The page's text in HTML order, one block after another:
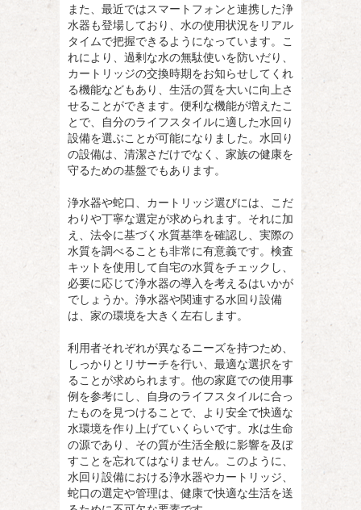
また、最近ではスマートフォンと連携した浄
水器も登場しており、水の使用状況をリアル
タイムで把握できるようになっています。こ
れにより、過剰な水の無駄使いを防いだり、
カートリッジの交換時期をお知らせしてくれ
る機能などもあり、生活の質を大いに向上さ
せることができます。便利な機能が増えたこ
とで、自分のライフスタイルに適した水回り
設備を選ぶことが可能になりました。水回り
の設備は、清潔さだけでなく、家族の健康を
守るための基盤でもあります。
浄水器や蛇口、カートリッジ選びには、こだ
わりや丁寧な選定が求められます。それに加
え、法令に基づく水質基準を確認し、実際の
水質を調べることも非常に有意義です。検査
キットを使用して自宅の水質をチェックし、
必要に応じて浄水器の導入を考えるはいかが
でしょうか。浄水器や関連する水回り設備
は、家の環境を大きく左右します。
利用者それぞれが異なるニーズを持つため、
しっかりとリサーチを行い、最適な選択をす
ることが求められます。他の家庭での使用事
例を参考にし、自身のライフスタイルに合っ
たものを見つけることで、より安全で快適な
水環境を作り上げていくらいです。水は生命
の源であり、その質が生活全般に影響を及ぼ
すことを忘れてはなりません。このように、
水回り設備における浄水器やカートリッジ、
蛇口の選定や管理は、健康で快適な生活を送